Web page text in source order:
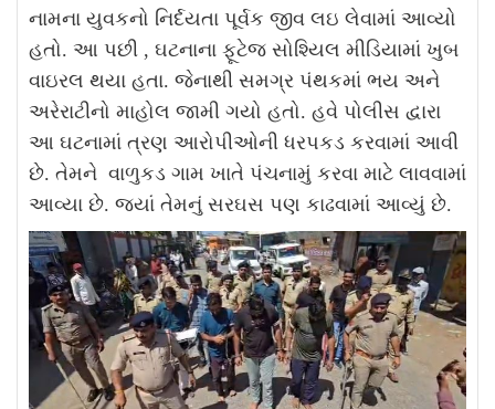
નામના યુવકનો નિર્દયતા પૂર્વક જીવ લઇ લેવામાં આવ્યો
હતો. આ પછી , ઘટનાના ફૂટેજ સોશ્યિલ મીડિયામાં ખુબ
વાઇરલ થયા હતા. જેનાથી સમગ્ર પંથકમાં ભય અને
અરેરાટીનો માહોલ જામી ગયો હતો. હવે પોલીસ દ્વારા
આ ઘટનામાં ત્રણ આરોપીઓની ધરપકડ કરવામાં આવી
છે. તેમને વાળુકડ ગામ ખાતે પંચનામું કરવા માટે લાવવામાં
આવ્યા છે. જ્યાં તેમનું સરઘસ પણ કાઢવામાં આવ્યું છે.